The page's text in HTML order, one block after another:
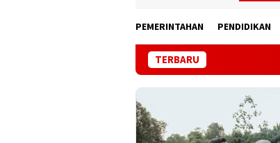
PEMERINTAHAN PENDIDIKAN
TERBARU